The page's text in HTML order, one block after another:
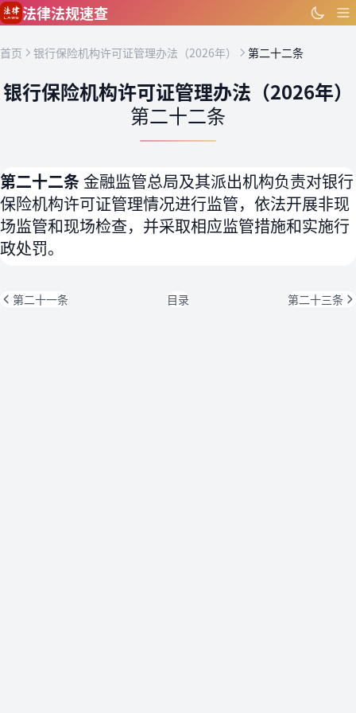
跳到主要内容
法律法规速查
首页 银行保险机构许可证管理办法（2026年） 第二十二条
银行保险机构许可证管理办法（2026年）
第二十二条
第二十二条金融监管总局及其派出机构负责对银行
保险机构许可证管理情况进行监管，依法开展非现
场监管和现场检查，并采取相应监管措施和实施行
政处罚。
第二十一条 目录 第二十三条